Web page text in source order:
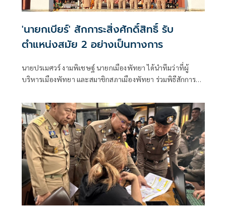
'นายกเบียร์' สักการะสิ่งศักดิ์สิทธิ์ รับ
ตำแหน่งสมัย 2 อย่างเป็นทางการ
นายปรเมศวร์ งามพิเชษฐ์ นายกเมืองพัทยา ได้นำทีมว่าที่ผู้
บริหารเมืองพัทยา และสมาชิกสภาเมืองพัทยา ร่วมพิธีสักการะ